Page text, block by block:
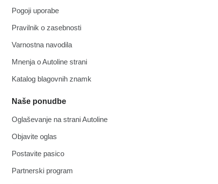
Pogoji uporabe
Pravilnik o zasebnosti
Varnostna navodila
Mnenja o Autoline strani
Katalog blagovnih znamk
Naše ponudbe
Oglaševanje na strani Autoline
Objavite oglas
Postavite pasico
Partnerski program